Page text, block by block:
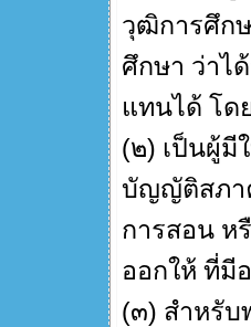
วุฒิการศึก
ศึกษา ว่าไ
แทนได้ โด
(๒) เป็นผู้มี
บัญญัติสภา
การสอน ห
ออกให้ ที่มี
(๓) สำหรับ